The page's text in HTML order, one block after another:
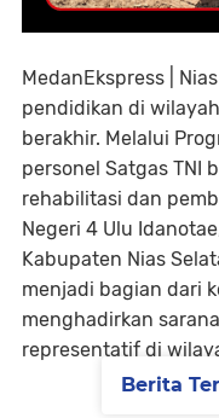
MedanEkspress |
pendidikan di
berakhir. Melalui
personel Satgas TNI
rehabilitasi dan
Negeri 4 Ulu
Kabupaten Nias
menjadi bagian dari
menghadirkan
representatif di
Berita